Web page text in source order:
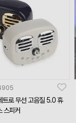
트로 무선 고음질 5.0 휴
스피커